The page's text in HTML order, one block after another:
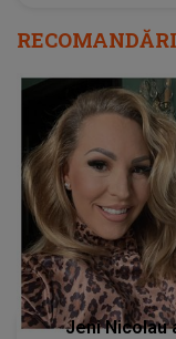
RECOMANDĂRI
Jeni Nicolau